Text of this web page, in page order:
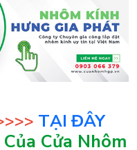
TẠI ĐÂY
Cửa Nhôm